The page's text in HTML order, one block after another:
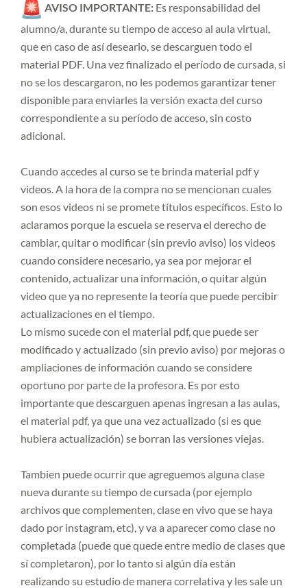
AVISO IMPORTANTE: Es responsabilidad del
alumno/a, durante su tiempo de acceso al aula virtual,
que en caso de así desearlo, se descarguen todo el
material PDF. Una vez finalizado el período de cursada, si
no se los descargaron, no les podemos garantizar tener
disponible para enviarles la versión exacta del curso
correspondiente a su período de acceso, sin costo
adicional.
Cuando accedes al curso se te brinda material pdf y
videos. A la hora de la compra no se mencionan cuales
son esos videos ni se promete títulos específicos. Esto lo
aclaramos porque la escuela se reserva el derecho de
cambiar, quitar o modificar (sin previo aviso) los videos
cuando considere necesario, ya sea por mejorar el
contenido, actualizar una información, o quitar algún
video que ya no represente la teoría que puede percibir
actualizaciones en el tiempo.
Lo mismo sucede con el material pdf, que puede ser
modificado y actualizado (sin previo aviso) por mejoras o
ampliaciones de información cuando se considere
oportuno por parte de la profesora. Es por esto
importante que descarguen apenas ingresan a las aulas,
el material pdf, ya que una vez actualizado (si es que
hubiera actualización) se borran las versiones viejas.
Tambien puede ocurrir que agreguemos alguna clase
nueva durante su tiempo de cursada (por ejemplo
archivos que complementen, clase en vivo que se haya
dado por instagram, etc), y va a aparecer como clase no
completada (puede que quede entre medio de clases que
sí completaron), por lo tanto si algún día están
realizando su estudio de manera correlativa y les sale un